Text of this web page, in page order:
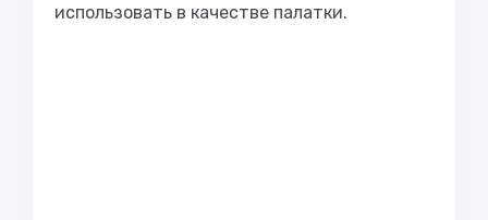
использовать в качестве палатки.